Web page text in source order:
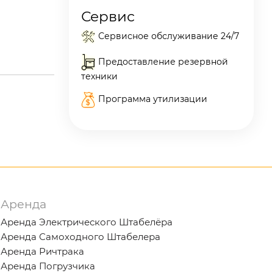
Сервис
Сервисное обслуживание 24/7
Предоставление резервной
техники
Программа утилизации
Аренда
Аренда Электрического Штабелёра
Аренда Самоходного Штабелера
Аренда Ричтрака
Аренда Погрузчика